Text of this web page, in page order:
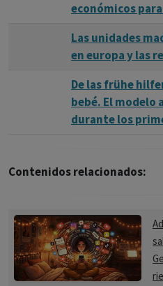
económicos
Las unidades
en europa y las
De las frühe
bebé. El modelo
durante los
Contenidos relacionados: